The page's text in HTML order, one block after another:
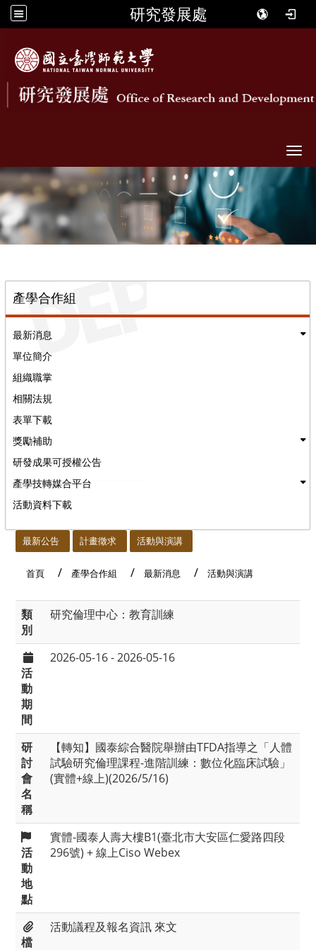
研究發展處
產學合作組
最新消息
單位簡介
組織職掌
相關法規
表單下載
獎勵補助
研發成果可授權公告
產學技轉媒合平台
活動資料下載
最新公告 計畫徵求 活動與演講
首頁 產學合作組 最新消息 活動與演講
類
別
研究倫理中心：教育訓練
活
動
期
間
2026-05-16 - 2026-05-16
研
討
會
名
稱
【轉知】國泰綜合醫院舉辦由TFDA指導之「人體
試驗研究倫理課程-進階訓練：數位化臨床試驗」
(實體+線上)(2026/5/16)
活
動
地
點
實體-國泰人壽大樓B1(臺北市大安區仁愛路四段
296號) + 線上Ciso Webex
檔
活動議程及報名資訊 來文